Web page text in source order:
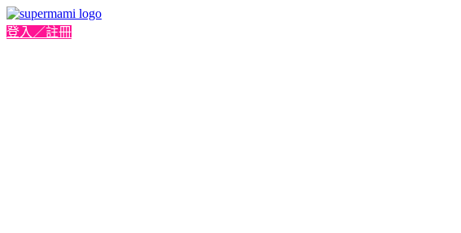
登入／註冊